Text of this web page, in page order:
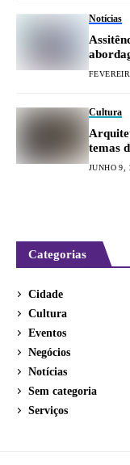
Notícias
Cultura
temas
JUNHO 9,
Categorias
Cidade
Cultura
Eventos
Negócios
Notícias
Sem categoria
Serviços